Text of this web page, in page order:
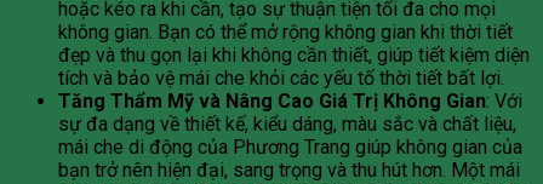
hoặc kéo ra khi cần, tạo sự thuận tiện tối đa cho mọi
không gian. Bạn có thể mở rộng không gian khi thời tiết
đẹp và thu gọn lại khi không cần thiết, giúp tiết kiệm diện
tích và bảo vệ mái che khỏi các yếu tố thời tiết bất lợi.
Tăng Thẩm Mỹ và Nâng Cao Giá Trị Không Gian: Với
sự đa dạng về thiết kế, kiểu dáng, màu sắc và chất liệu,
mái che di động của Phương Trang giúp không gian của
bạn trở nên hiện đại, sang trọng và thu hút hơn. Một mái